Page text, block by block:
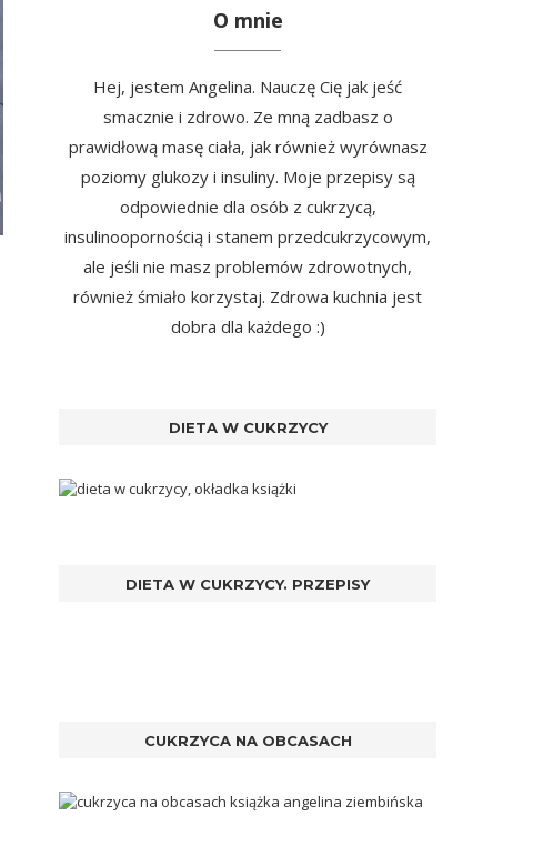
O mnie
Hej, jestem Angelina. Nauczę Cię jak jeść
smacznie i zdrowo. Ze mną zadbasz o
prawidłową masę ciała, jak również wyrównasz
poziomy glukozy i insuliny. Moje przepisy są
odpowiednie dla osób z cukrzycą,
insulinoopornością i stanem przedcukrzycowym,
ale jeśli nie masz problemów zdrowotnych,
również śmiało korzystaj. Zdrowa kuchnia jest
dobra dla każdego :)
DIETA W CUKRZYCY
DIETA W CUKRZYCY. PRZEPISY
CUKRZYCA NA OBCASACH